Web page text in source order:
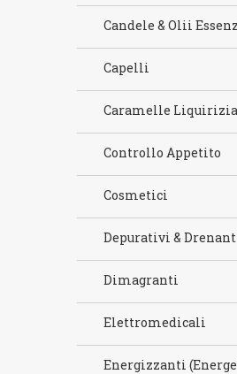
Candele & Olii
Capelli
Caramelle
Controllo Appetito
Cosmetici
Depurativi &
Dimagranti
Elettromedicali
Energizzanti